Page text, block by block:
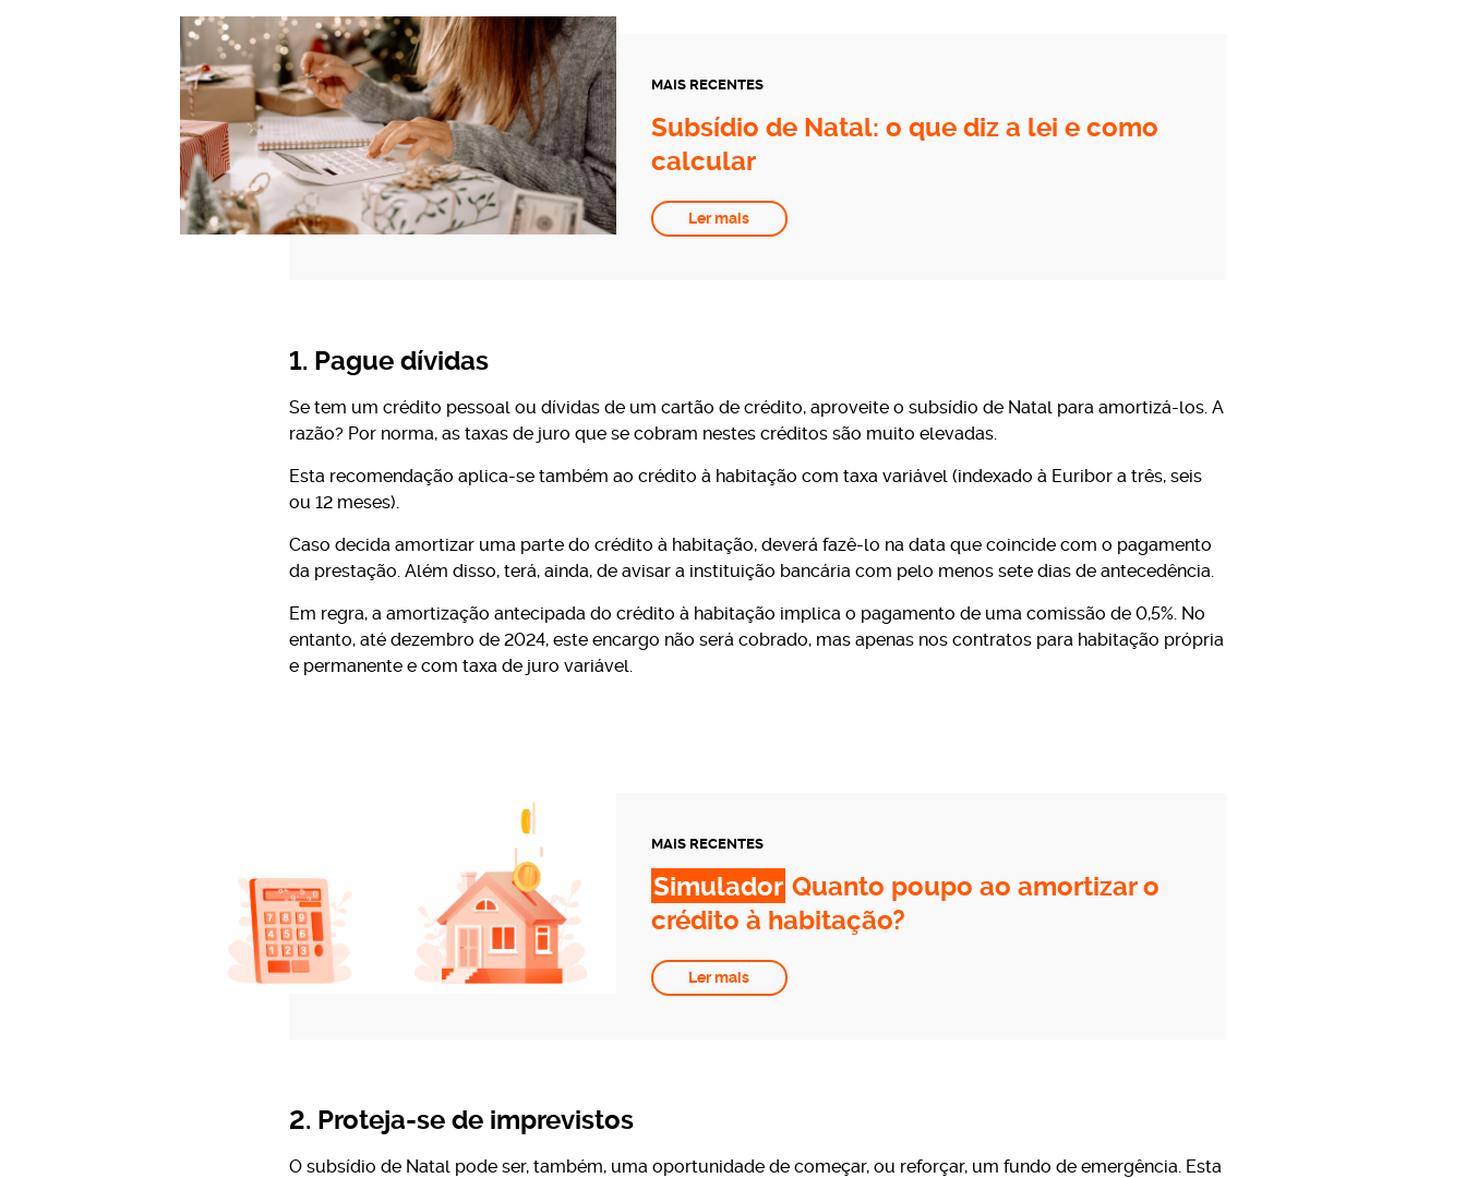
MAIS RECENTES
Subsídio de Natal: o que diz a lei e como
calcular
Ler mais
1. Pague dívidas
Se tem um crédito pessoal ou dívidas de um cartão de crédito, aproveite o subsídio de Natal para amortizá-los. A
razão? Por norma, as taxas de juro que se cobram nestes créditos são muito elevadas.
Esta recomendação aplica-se também ao crédito à habitação com taxa variável (indexado à Euribor a três, seis
ou 12 meses).
Caso decida amortizar uma parte do crédito à habitação, deverá fazê-lo na data que coincide com o pagamento
da prestação. Além disso, terá, ainda, de avisar a instituição bancária com pelo menos sete dias de antecedência.
Em regra, a amortização antecipada do crédito à habitação implica o pagamento de uma comissão de 0,5%. No
entanto, até dezembro de 2024, este encargo não será cobrado, mas apenas nos contratos para habitação própria
e permanente e com taxa de juro variável.
MAIS RECENTES
Simulador Quanto poupo ao amortizar o
crédito à habitação?
Ler mais
2. Proteja-se de imprevistos
O subsídio de Natal pode ser, também, uma oportunidade de começar, ou reforçar, um fundo de emergência. Esta